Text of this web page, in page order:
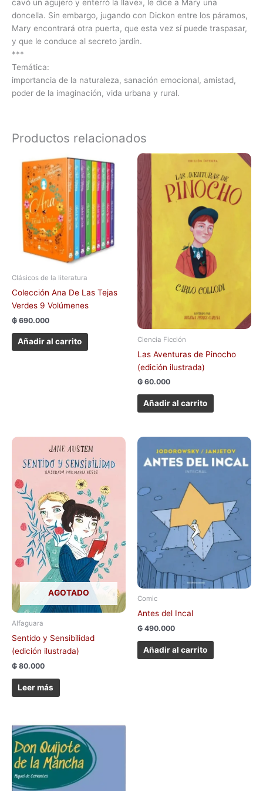
cavó un agujero y enterró la llave», le dice a Mary una
doncella. Sin embargo, jugando con Dickon entre los páramos,
Mary encontrará otra puerta, que esta vez sí puede traspasar,
y que le conduce al secreto jardín.
***
Temática:
importancia de la naturaleza, sanación emocional, amistad,
poder de la imaginación, vida urbana y rural.
Productos relacionados
Clásicos de la literatura
Colección Ana De Las Tejas
Verdes 9 Volúmenes
₲ 690.000
Añadir al carrito Ciencia Ficción
Las Aventuras de Pinocho
(edición ilustrada)
₲ 60.000
Añadir al carrito
AGOTADO
Alfaguara
Sentido y Sensibilidad
(edición ilustrada)
₲ 80.000
Leer más
Comic
Antes del Incal
₲ 490.000
Añadir al carrito
Este